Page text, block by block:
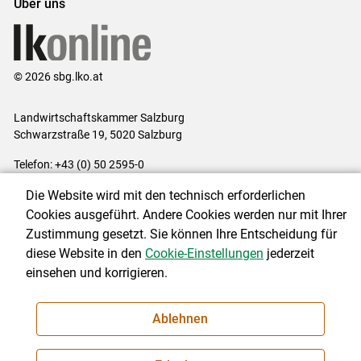
Über uns
© 2026 sbg.lko.at
Landwirtschaftskammer Salzburg
Schwarzstraße 19, 5020 Salzburg
Telefon: +43 (0) 50 2595-0
Impressum|Kontakt|Datenschutzerklärung|Barrierefreiheit|
Cookie-Einstellungen
NEWSLETTER
Die Website wird mit den technisch erforderlichen
Cookies ausgeführt. Andere Cookies werden nur mit Ihrer
Zustimmung gesetzt. Sie können Ihre Entscheidung für
diese Website in den Cookie-Einstellungen jederzeit
einsehen und korrigieren.
Ablehnen